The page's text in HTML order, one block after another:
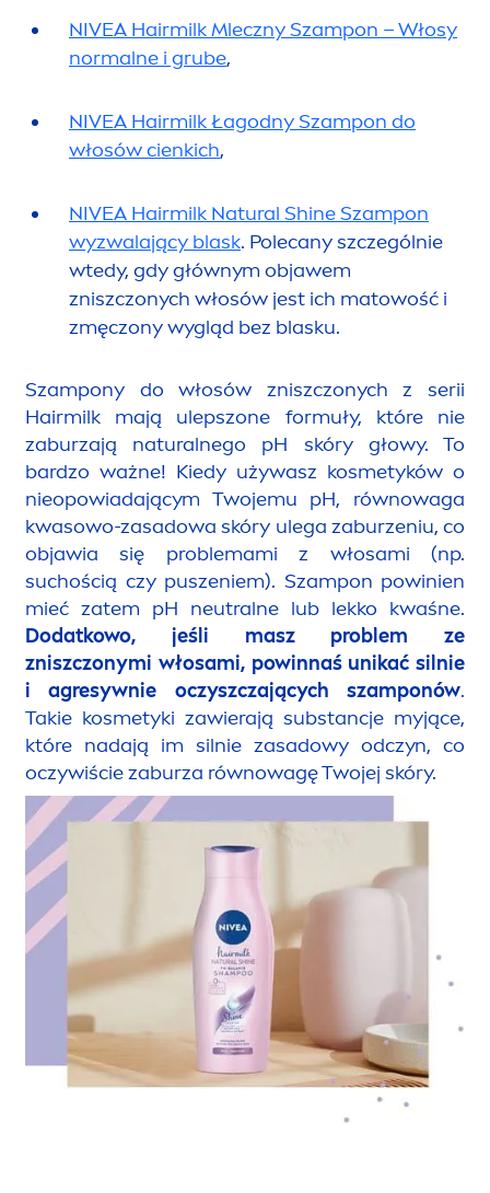
NIVEA Hairmilk Mleczny Szampon – Włosy
normalne i grube,
NIVEA Hairmilk Łagodny Szampon do
włosów cienkich,
NIVEA Hairmilk Natural ShineSzampon
wyzwalający blask. Polecany szczególnie
wtedy, gdy głównym objawem
zniszczonych włosów jest ich matowość i
zmęczony wygląd bez blasku.
Szampony do włosów zniszczonych z serii
Hairmilk mają ulepszone formuły, które nie
zaburzają naturalnego pH skóry głowy. To
bardzo ważne! Kiedy używasz kosmetyków o
nieopowiadającym Twojemu pH, równowaga
kwasowo-zasadowa skóry ulega zaburzeniu, co
objawia się problemami z włosami (np.
suchością czy puszeniem). Szampon powinien
mieć zatem pH neutralne lub lekko kwaśne.
Dodatkowo, jeśli masz problem ze
zniszczonymi włosami, powinnaś unikać silnie
i agresywnie oczyszczających szamponów.
Takie kosmetyki zawierają substancje myjące,
które nadają im silnie zasadowy odczyn, co
oczywiście zaburza równowagę Twojej skóry.